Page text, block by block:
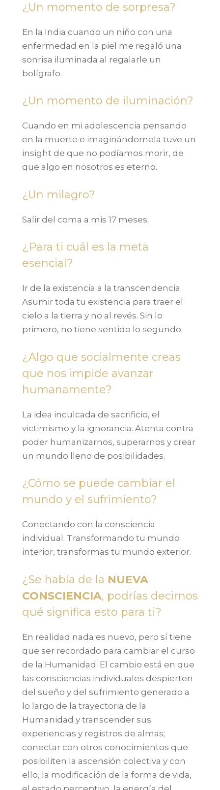
¿Un momento de sorpresa?
En la India cuando un niño con una
enfermedad en la piel me regaló una
sonrisa iluminada al regalarle un
bolígrafo.
¿Un momento de iluminación?
Cuando en mi adolescencia pensando
en la muerte e imaginándomela tuve un
insight de que no podíamos morir, de
que algo en nosotros es eterno.
¿Un milagro?
Salir del coma a mis 17 meses.
¿Para ti cuál es la meta
esencial?
Ir de la existencia a la transcendencia.
Asumir toda tu existencia para traer el
cielo a la tierra y no al revés. Sin lo
primero, no tiene sentido lo segundo.
¿Algo que socialmente creas
que nos impide avanzar
humanamente?
La idea inculcada de sacrificio, el
victimismo y la ignorancia. Atenta contra
poder humanizarnos, superarnos y crear
un mundo lleno de posibilidades.
¿Cómo se puede cambiar el
mundo y el sufrimiento?
Conectando con la consciencia
individual. Transformando tu mundo
interior, transformas tu mundo exterior.
¿Se habla de la NUEVA
CONSCIENCIA, podrías decirnos
qué significa esto para ti?
En realidad nada es nuevo, pero sí tiene
que ser recordado para cambiar el curso
de la Humanidad. El cambio está en que
las consciencias individuales despierten
del sueño y del sufrimiento generado a
lo largo de la trayectoria de la
Humanidad y transcender sus
experiencias y registros de almas;
conectar con otros conocimientos que
posibiliten la ascensión colectiva y con
ello, la modificación de la forma de vida,